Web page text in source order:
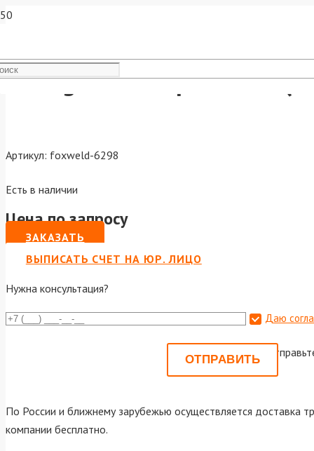
Varteg Плазмотрон СВ50
Артикул: foxweld-6298
Есть в наличии
Цена по запросу
ЗАКАЗАТЬ
ВЫПИСАТЬ СЧЕТ НА ЮР. ЛИЦО
Нужна консультация?
Даю
Или
По России и ближнему зарубежью осуществляется доставка
компании бесплатно.